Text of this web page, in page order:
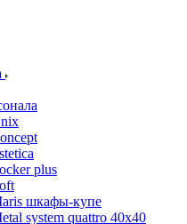
plus
шкафы-купе
system quattro 40x40